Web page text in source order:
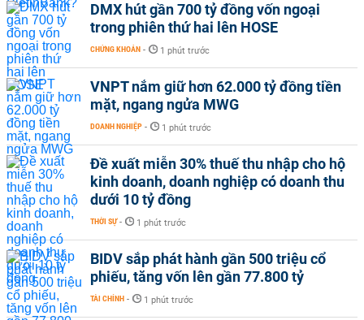
DMX hút gần 700 tỷ đồng vốn ngoại
trong phiên thứ hai lên HOSE
CHỨNG KHOÁN - 1 phút trước
VNPT nắm giữ hơn 62.000 tỷ đồng tiền
mặt, ngang ngửa MWG
DOANH NGHIỆP - 1 phút trước
Đề xuất miễn 30% thuế thu nhập cho hộ
kinh doanh, doanh nghiệp có doanh thu
dưới 10 tỷ đồng
THỜI SỰ - 1 phút trước
BIDV sắp phát hành gần 500 triệu cổ
phiếu, tăng vốn lên gần 77.800 tỷ
TÀI CHÍNH - 1 phút trước